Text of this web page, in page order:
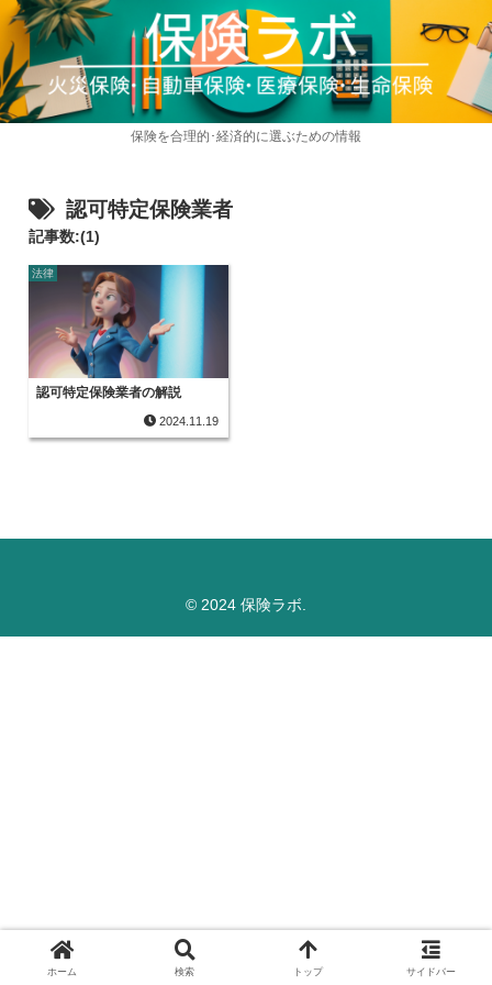
保険を合理的･経済的に選ぶための情報
認可特定保険業者
記事数:(1)
法律
認可特定保険業者の解説
2024.11.19
© 2024 保険ラボ.
ホーム 検索 トップ サイドバー